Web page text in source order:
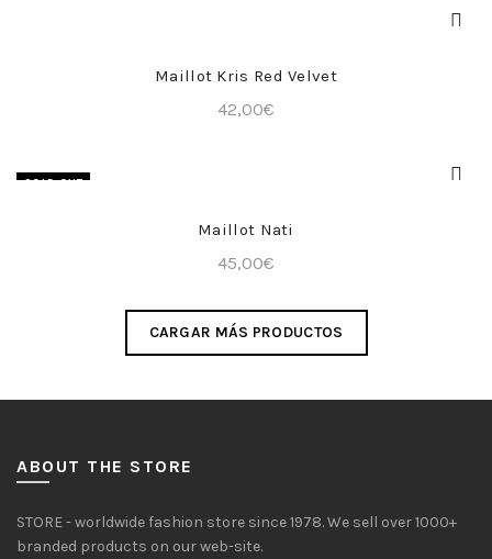
Maillot Kris Red Velvet
42,00€
SOLD OUT
Maillot Nati
45,00€
CARGAR MÁS PRODUCTOS
ABOUT THE STORE
STORE - worldwide fashion store since 1978. We sell over 1000+
branded products on our web-site.